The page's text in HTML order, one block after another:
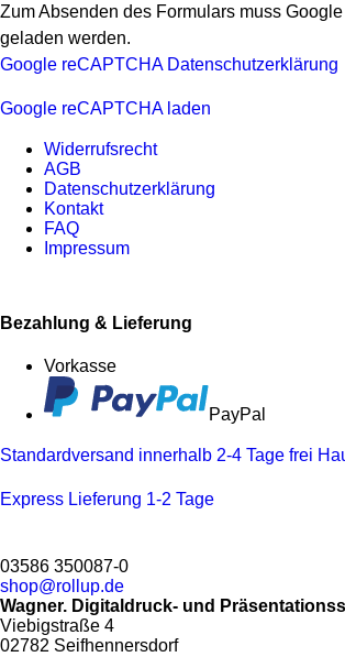
Zum Absenden des Formulars muss
geladen werden.
Google reCAPTCHA Datenschutzerklärung
Google reCAPTCHA laden
Widerrufsrecht
AGB
Datenschutzerklärung
Kontakt
FAQ
Impressum
Bezahlung & Lieferung
Vorkasse
PayPal
Standardversand innerhalb 2-4 Tage frei
Express Lieferung 1-2 Tage
03586 350087-0
shop@rollup.de
Wagner. Digitaldruck- und
Viebigstraße 4
02782 Seifhennersdorf